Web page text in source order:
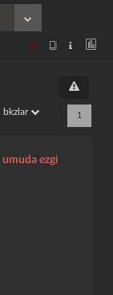
bkzlar 1
umuda ezgi